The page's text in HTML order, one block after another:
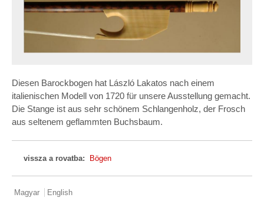
Diesen Barockbogen hat László Lakatos nach einem
italienischen Modell von 1720 für unsere Ausstellung gemacht.
Die Stange ist aus sehr schönem Schlangenholz, der Frosch
aus seltenem geflammten Buchsbaum.
vissza a rovatba: Bögen
Magyar English